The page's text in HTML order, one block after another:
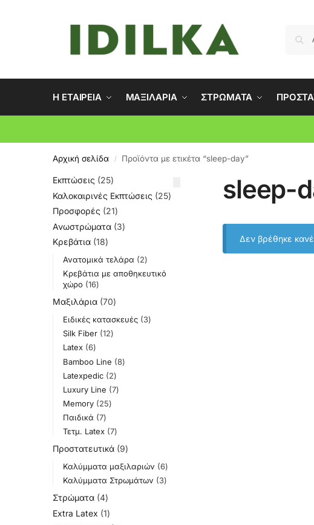
Η ΕΤΑΙΡΕΙΑ ΜΑΞΙΛΑΡΙΑ ΣΤΡΩΜΑΤΑ
Αρχική σελίδα / Προϊόντα με ετικέτα “sleep-day”
sleep-
Δεν βρέθηκε
Εκπτώσεις
25
Καλοκαιρινές Εκπτώσεις
25
Προσφορές
21
Ανωστρώματα 3
Κρεβάτια 18
Ανατομικά τελάρα
2
Κρεβάτια με αποθηκευτικό
χώρο 16
Μαξιλάρια 70
Ειδικές κατασκευές
3
Silk Fiber 12
Latex 6
Bamboo Line
8
Latexpedic
2
Luxury Line
7
Memory
25
Παιδικά
7
Τετμ. Latex 7
Προστατευτικά 9
Καλύμματα μαξιλαριών
6
Καλύμματα Στρωμάτων
3
Στρώματα 4
Extra Latex 1